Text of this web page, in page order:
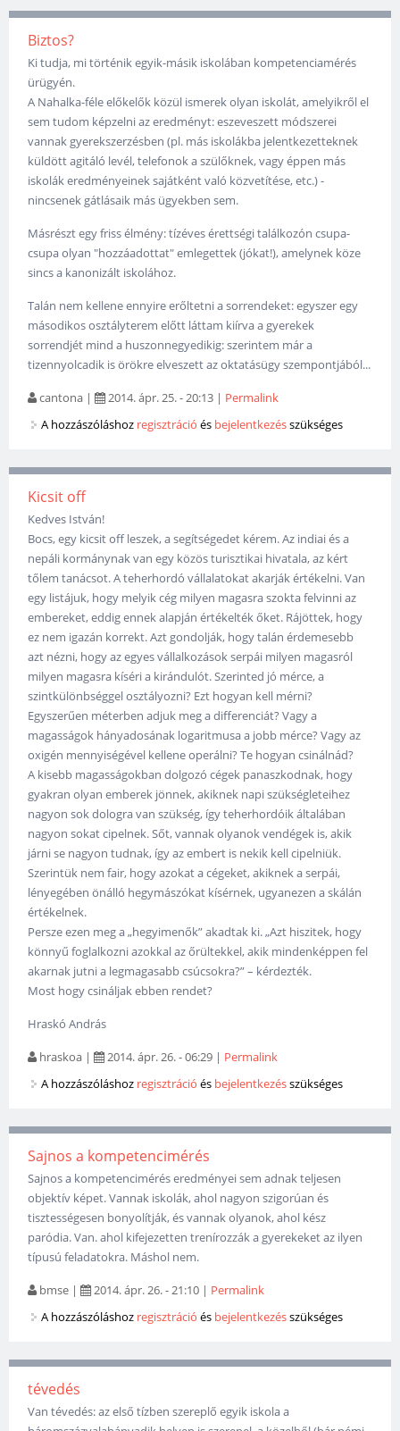
Biztos?
Ki tudja, mi történik egyik-másik iskolában kompetenciamérés
ürügyén.
A Nahalka-féle előkelők közül ismerek olyan iskolát, amelyikről el
sem tudom képzelni az eredményt: eszeveszett módszerei
vannak gyerekszerzésben (pl. más iskolákba jelentkezetteknek
küldött agitáló levél, telefonok a szülőknek, vagy éppen más
iskolák eredményeinek sajátként való közvetítése, etc.) -
nincsenek gátlásaik más ügyekben sem.
Másrészt egy friss élmény: tízéves érettségi találkozón csupa-
csupa olyan "hozzáadottat" emlegettek (jókat!), amelynek köze
sincs a kanonizált iskolához.
Talán nem kellene ennyire erőltetni a sorrendeket: egyszer egy
másodikos osztályterem előtt láttam kiírva a gyerekek
sorrendjét mind a huszonnegyedikig: szerintem már a
tizennyolcadik is örökre elveszett az oktatásügy szempontjából...
cantona | 2014. ápr. 25. - 20:13 | Permalink
A hozzászóláshoz regisztráció és bejelentkezésszükséges
Kicsit off
Kedves István!
Bocs, egy kicsit off leszek, a segítségedet kérem. Az indiai és a
nepáli kormánynak van egy közös turisztikai hivatala, az kért
tőlem tanácsot. A teherhordó vállalatokat akarják értékelni. Van
egy listájuk, hogy melyik cég milyen magasra szokta felvinni az
embereket, eddig ennek alapján értékelték őket. Rájöttek, hogy
ez nem igazán korrekt. Azt gondolják, hogy talán érdemesebb
azt nézni, hogy az egyes vállalkozások serpái milyen magasról
milyen magasra kíséri a kirándulót. Szerinted jó mérce, a
szintkülönbséggel osztályozni? Ezt hogyan kell mérni?
Egyszerűen méterben adjuk meg a differenciát? Vagy a
magasságok hányadosának logaritmusa a jobb mérce? Vagy az
oxigén mennyiségével kellene operálni? Te hogyan csinálnád?
A kisebb magasságokban dolgozó cégek panaszkodnak, hogy
gyakran olyan emberek jönnek, akiknek napi szükségleteihez
nagyon sok dologra van szükség, így teherhordóik általában
nagyon sokat cipelnek. Sőt, vannak olyanok vendégek is, akik
járni se nagyon tudnak, így az embert is nekik kell cipelniük.
Szerintük nem fair, hogy azokat a cégeket, akiknek a serpái,
lényegében önálló hegymászókat kísérnek, ugyanezen a skálán
értékelnek.
Persze ezen meg a „hegyimenők” akadtak ki. „Azt hiszitek, hogy
könnyű foglalkozni azokkal az őrültekkel, akik mindenképpen fel
akarnak jutni a legmagasabb csúcsokra?” – kérdezték.
Most hogy csináljak ebben rendet?
Hraskó András
hraskoa | 2014. ápr. 26. - 06:29 | Permalink
A hozzászóláshoz regisztráció és bejelentkezésszükséges
Sajnos a kompetencimérés
Sajnos a kompetencimérés eredményei sem adnak teljesen
objektív képet. Vannak iskolák, ahol nagyon szigorúan és
tisztességesen bonyolítják, és vannak olyanok, ahol kész
paródia. Van. ahol kifejezetten trenírozzák a gyerekeket az ilyen
típusú feladatokra. Máshol nem.
bmse | 2014. ápr. 26. - 21:10 | Permalink
A hozzászóláshoz regisztráció és bejelentkezésszükséges
tévedés
Van tévedés: az első tízben szereplő egyik iskola a